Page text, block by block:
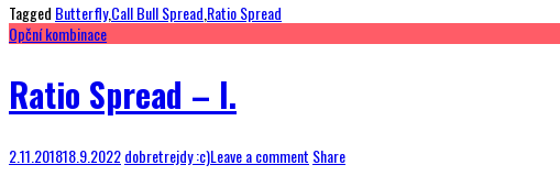
Tagged Butterfly,Call Bull Spread Ratio Spread
Opční kombinace
Ratio Spread – I.
2.11.201818.9.2022dobretrejdy :c)Leave a comment Share